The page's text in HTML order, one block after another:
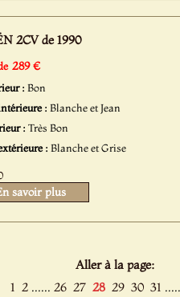
2CV de 1990
289 €
: Bon
: Blanche et Jean
: Très Bon
: Blanche et Grise
savoir plus
Aller à la page:
1 2 ...... 26 27 28 29 30 31